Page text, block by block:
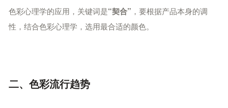
色彩心理学的应用，关键词是“契合” ，要根据产品本身的调
性，结合色彩心理学，选用最合适的颜色。
二、色彩流行趋势